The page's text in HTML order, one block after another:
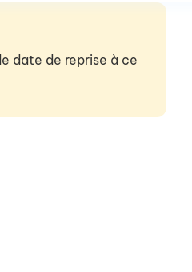
date de reprise à ce